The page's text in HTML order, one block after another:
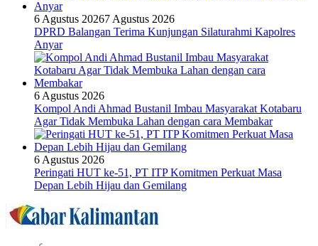
6 Agustus 20267 Agustus 2026
DPRD Balangan Terima Kunjungan Silaturahmi Kapolres
Anyar
6 Agustus 2026
Kompol Andi Ahmad Bustanil Imbau Masyarakat Kotabaru
Agar Tidak Membuka Lahan dengan cara Membakar
6 Agustus 2026
Peringati HUT ke-51, PT ITP Komitmen Perkuat Masa
Depan Lebih Hijau dan Gemilang